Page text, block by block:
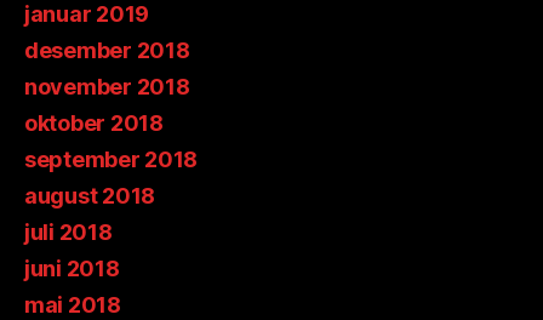
januar 2019
desember 2018
november 2018
oktober 2018
september 2018
august 2018
juli 2018
juni 2018
mai 2018